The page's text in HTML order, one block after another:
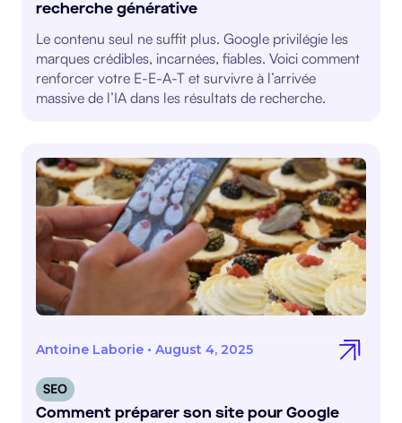
recherche générative
Le contenu seul ne suffit plus. Google privilégie les
marques crédibles, incarnées, fiables. Voici comment
renforcer votre E-E-A-T et survivre à l’arrivée
massive de l’IA dans les résultats de recherche.
Antoine Laborie • August 4, 2025
Comment préparer son site pour Google
SEO